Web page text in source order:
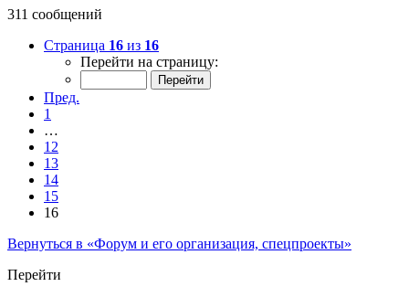
311 сообщений
Страница 16 из 16
Перейти на страницу:
Пред.
1
…
12
13
14
15
16
Вернуться в «Форум и его организация, спецпроекты»
Перейти